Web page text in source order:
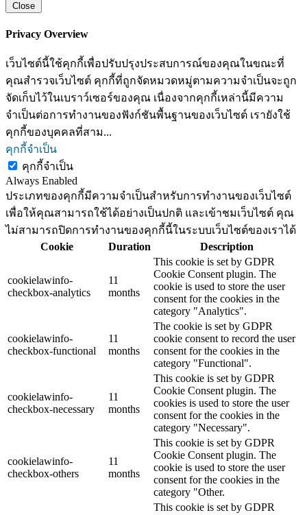
Close
Privacy Overview
เว็บไซต์นี้ใช้คุกกี้เพื่อปรับปรุงประสบการณ์ของคุณในขณะที่
คุณสำรวจเว็บไซต์ คุกกี้ที่ถูกจัดหมวดหมู่ตามความจำเป็นจะถูก
จัดเก็บไว้ในเบราว์เซอร์ของคุณ เนื่องจากคุกกี้เหล่านี้มีความ
จำเป็นต่อการทำงานของฟังก์ชันพื้นฐานของเว็บไซต์ เรายังใช้
คุกกี้ของบุคคลที่สาม...
คุกกี้จำเป็น
คุกกี้จำเป็น
Always Enabled
ประเภทของคุกกี้มีความจำเป็นสำหรับการทำงานของเว็บไซต์
เพื่อให้คุณสามารถใช้ได้อย่างเป็นปกติ และเข้าชมเว็บไซต์ คุณ
ไม่สามารถปิดการทำงานของคุกกี้นี้ในระบบเว็บไซต์ของเราได้
Cookie
Duration Description
cookielawinfo-
checkbox-analytics
11
months
This cookie is set by GDPR
Cookie Consent plugin. The
cookie is used to store the user
consent for the cookies in the
category "Analytics".
cookielawinfo-
checkbox-functional
11
months
The cookie is set by GDPR
cookie consent to record the user
consent for the cookies in the
category "Functional".
cookielawinfo-
checkbox-necessary
11
months
This cookie is set by GDPR
Cookie Consent plugin. The
cookies is used to store the user
consent for the cookies in the
category "Necessary".
cookielawinfo-
checkbox-others
11
months
This cookie is set by GDPR
Cookie Consent plugin. The
cookie is used to store the user
consent for the cookies in the
category "Other.
This cookie is set by GDPR